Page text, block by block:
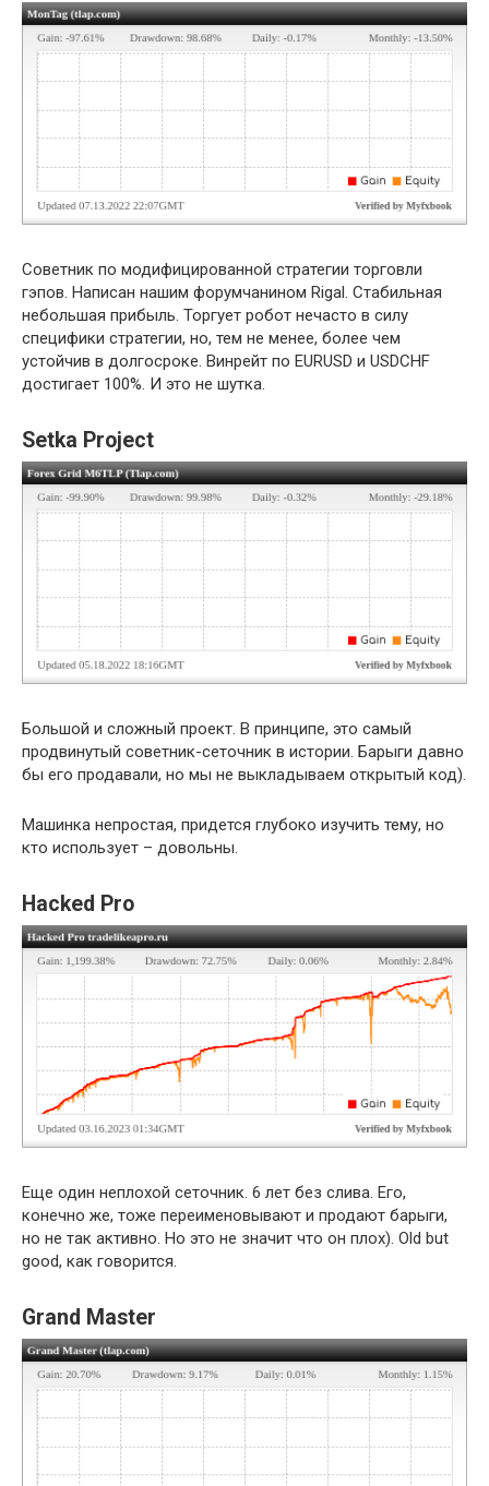
Советник по модифицированной стратегии торговли
гэпов. Написан нашим форумчанином Rigal. Стабильная
небольшая прибыль. Торгует робот нечасто в силу
специфики стратегии, но, тем не менее, более чем
устойчив в долгосроке. Винрейт по EURUSD и USDCHF
достигает 100%. И это не шутка.
Setka Project
Большой и сложный проект. В принципе, это самый
продвинутый советник-сеточник в истории. Барыги давно
бы его продавали, но мы не выкладываем открытый код).
Машинка непростая, придется глубоко изучить тему, но
кто использует – довольны.
Hacked Pro
Еще один неплохой сеточник. 6 лет без слива. Его,
конечно же, тоже переименовывают и продают барыги,
но не так активно. Но это не значит что он плох). Old but
good, как говорится.
Grand Master